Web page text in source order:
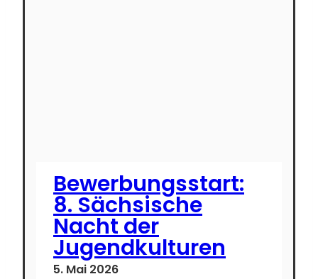
Bewerbungsstart:
8. Sächsische
Nacht der
Jugendkulturen
5. Mai 2026